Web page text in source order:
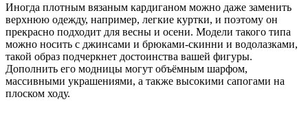
Иногда плотным вязаным кардиганом можно даже заменить
верхнюю одежду, например, легкие куртки, и поэтому он
прекрасно подходит для весны и осени. Модели такого типа
можно носить с джинсами и брюками-скинни и водолазками,
такой образ подчеркнет достоинства вашей фигуры.
Дополнить его модницы могут объёмным шарфом,
массивными украшениями, а также высокими сапогами на
плоском ходу.